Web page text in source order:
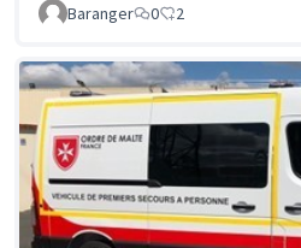
Baranger
0 2